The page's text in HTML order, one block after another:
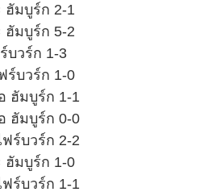
ฮัมบูร์ก 2-1
ฮัมบูร์ก 5-2
บวร์ก 1-3
ร์บวร์ก 1-0
ฮัมบูร์ก 1-1
ฮัมบูร์ก 0-0
ร์บวร์ก 2-2
ฮัมบูร์ก 1-0
ร์บวร์ก 1-1